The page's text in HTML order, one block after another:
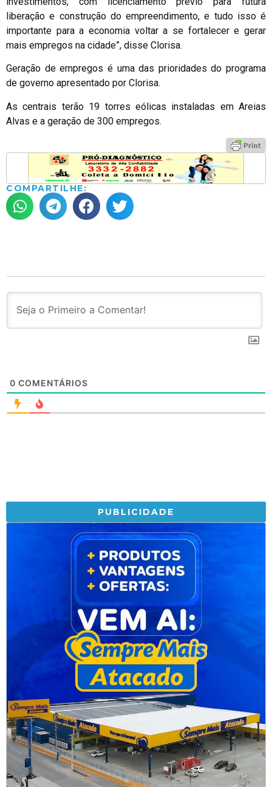
liberação e construção do empreendimento, e tudo isso é
importante para a economia voltar a se fortalecer e gerar
mais empregos na cidade”, disse Clorisa.
Geração de empregos é uma das prioridades do programa
de governo apresentado por Clorisa.
As centrais terão 19 torres eólicas instaladas em Areias
Alvas e a geração de 300 empregos.
COMPARTILHE:
0 COMENTÁRIOS
PUBLICIDADE